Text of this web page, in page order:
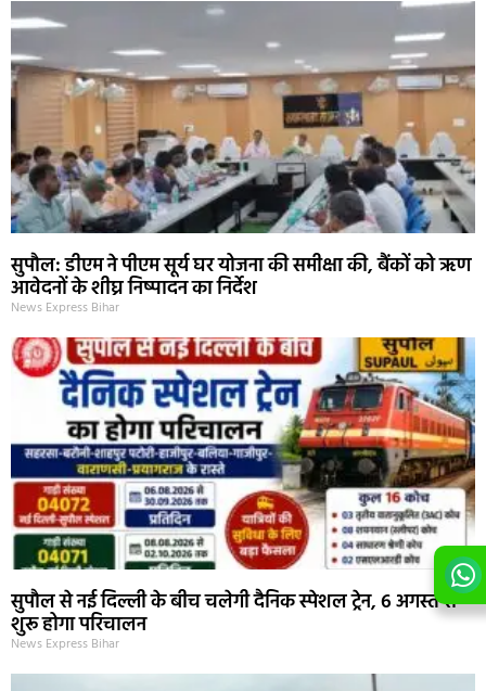
सुपौल: डीएम ने पीएम सूर्य घर योजना की समीक्षा की, बैंकों को ऋण
आवेदनों के शीघ्र निष्पादन का निर्देश
News Express Bihar
सुपौल से नई दिल्ली के बीच चलेगी दैनिक स्पेशल ट्रेन, 6 अगस्त से
शुरू होगा परिचालन
News Express Bihar